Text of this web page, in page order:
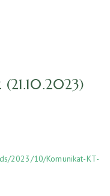
2023/10/Komunikat-KT-